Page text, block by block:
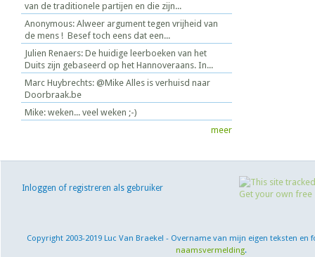
van de traditionele partijen en die zijn...
Anonymous: Alweer argument tegen vrijheid van
de mens ! Besef toch eens dat een...
Julien Renaers: De huidige leerboeken van het
Duits zijn gebaseerd op het Hannoveraans. In...
Marc Huybrechts: @Mike Alles is verhuisd naar
Doorbraak.be
Mike: weken... veel weken ;-)
meer
Inloggen of registreren als gebruiker
Copyright 2003-2019 Luc Van Braekel - Overname van mijn eigen teksten en
naamsvermelding.